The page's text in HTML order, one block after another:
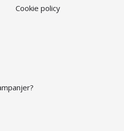
Cookie policy